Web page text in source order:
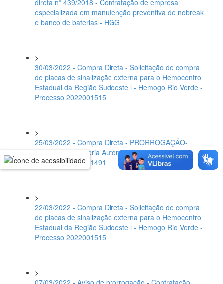
direta nº 439/2018 - Contratação de empresa
especializada em manutenção preventiva de nobreak
e banco de baterias - HGG
>
30/03/2022 - Compra Direta - Solicitação de compra
de placas de sinalização externa para o Hemocentro
Estadual da Região Sudoeste l - Hemogo Rio Verde -
Processo 2022001515
>
25/03/2022 - Compra Direta - PRORROGAÇÃO-
Aquisição de Bateria Automotiva - Rede Hemo -
Processo 2022001491
>
22/03/2022 - Compra Direta - Solicitação de compra
de placas de sinalização externa para o Hemocentro
Estadual da Região Sudoeste l - Hemogo Rio Verde -
Processo 2022001515
>
07/03/2022 - Aviso de prorrogação - Contratação